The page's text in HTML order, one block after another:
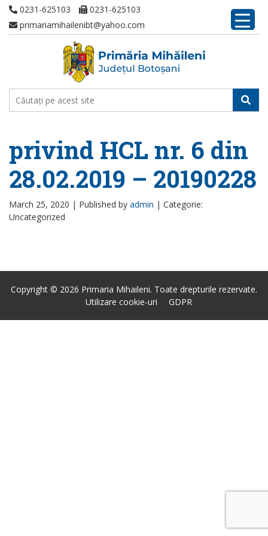
0231-625103
0231-625103
primariamihailenibt@yahoo.com
privind HCL nr. 6 din
28.02.2019 – 20190228
March 25, 2020 | Published by admin | Categorie:
Uncategorized
Copyright © 2026 Primaria Mihaileni. Toate drepturile rezervate.
Utilizare cookie-uri
GDPR